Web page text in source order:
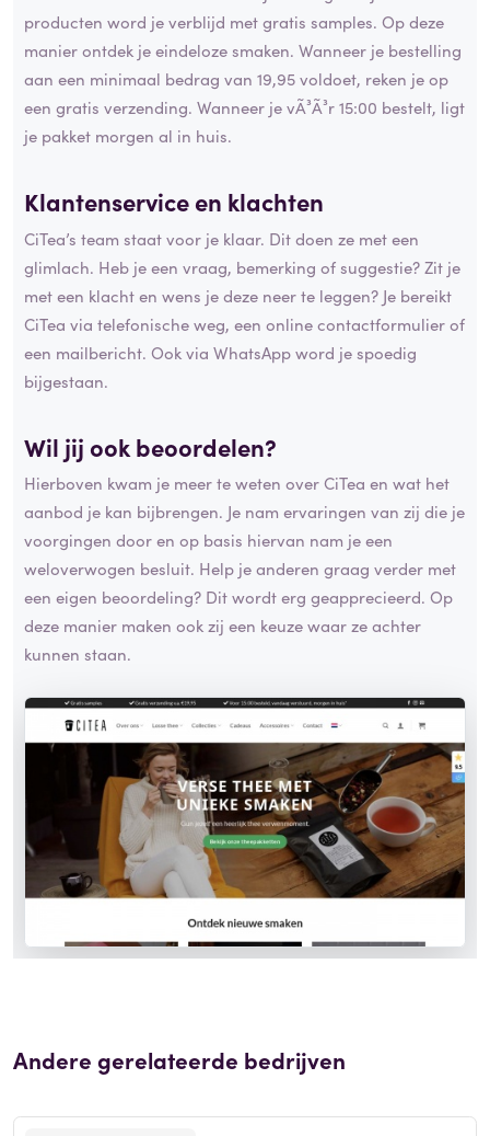
producten word je verblijd met gratis samples. Op deze
manier ontdek je eindeloze smaken. Wanneer je bestelling
aan een minimaal bedrag van 19,95 voldoet, reken je op
een gratis verzending. Wanneer je vÃ³Ã³r 15:00 bestelt, ligt
je pakket morgen al in huis.
Klantenservice en klachten
CiTea’s team staat voor je klaar. Dit doen ze met een
glimlach. Heb je een vraag, bemerking of suggestie? Zit je
met een klacht en wens je deze neer te leggen? Je bereikt
CiTea via telefonische weg, een online contactformulier of
een mailbericht. Ook via WhatsApp word je spoedig
bijgestaan.
Wil jij ook beoordelen?
Hierboven kwam je meer te weten over CiTea en wat het
aanbod je kan bijbrengen. Je nam ervaringen van zij die je
voorgingen door en op basis hiervan nam je een
weloverwogen besluit. Help je anderen graag verder met
een eigen beoordeling? Dit wordt erg geapprecieerd. Op
deze manier maken ook zij een keuze waar ze achter
kunnen staan.
Andere gerelateerde bedrijven